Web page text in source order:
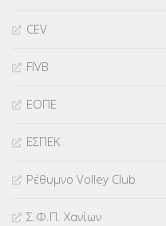
CEV
FIVB
ΕΟΠΕ
ΕΣΠΕΚ
Ρέθυμνο Volley Club
Σ.Φ.Π. Χανίων